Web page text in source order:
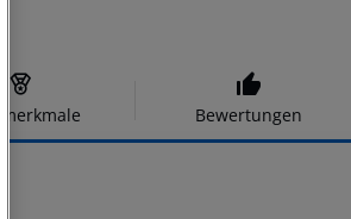
Bewertungen